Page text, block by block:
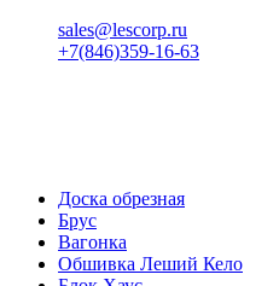
sales@lescorp.ru
+7(846)359-16-63
Доска обрезная
Брус
Вагонка
Обшивка Леший Кело